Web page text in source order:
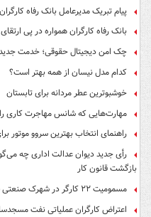
پیام تبریک مدیرعامل بانک رفاه
بانک رفاه کارگران همواره در پی
چک امن دیجیتال حقوقی؛ خدمت جدید
کدام مدل نیسان از همه بهتر است؟
خوشبوترین عطر مردانه برای تابستان
مهارت‌هایی که شانس مهاجرت کاری را
راهنمای انتخاب بهترین سروو موتور
رأی جدید دیوان عدالت اداری چه
بازگشت قانون کار
مسمومیت ۲۲ کارگر در شهرک صنعتی سعیدآباد گلپایگان بر اثر نشت گاز کلر
اعتراض کارگران عملیاتی نفت